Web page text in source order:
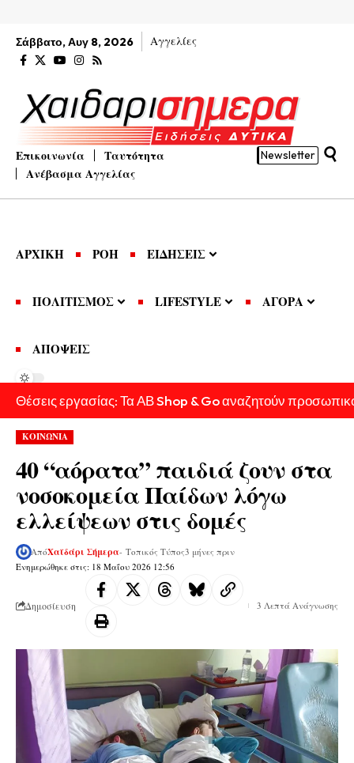
Σάββατο, Αυγ 8, 2026 Αγγελίες
Επικοινωνία
Ταυτότητα
Ανέβασμα Αγγελίας
Newsletter
ΑΡΧΙΚΗ ΡΟΗ ΕΙΔΗΣΕΙΣ
ΠΟΛΙΤΙΣΜΟΣ LIFESTYLE ΑΓΟΡΑ
ΑΠΟΨΕΙΣ
Θέσεις εργασίας: Τα ΑΒ Shop & Go αναζητούν
ΚΟΙΝΩΝΙΑ
40 “αόρατα” παιδιά ζουν στα
νοσοκομεία Παίδων λόγω
ελλείψεων στις δομές
Ενημερώθηκε στις: 18 Μαΐου 2026 12:56
ΑπόΧαϊδάρι Σήμερα- Τοπικός Τύπος3 μήνες πριν
Δημοσίευση 3 Λεπτά Ανάγνωσης